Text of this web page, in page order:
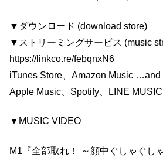
▼ダウンロード (download store)
▼ストリーミングサービス (music
https://linkco.re/febqnxN6
iTunes Store、Amazon Music …and
Apple Music、Spotify、LINE
▼MUSIC VIDEO
M1『全部取れ！ ～顔中ぐしゃぐし